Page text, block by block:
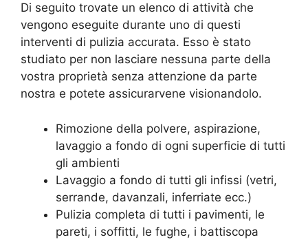
Di seguito trovate un elenco di attività che
vengono eseguite durante uno di questi
interventi di pulizia accurata. Esso è stato
studiato per non lasciare nessuna parte della
vostra proprietà senza attenzione da parte
nostra e potete assicurarvene visionandolo.
Rimozione della polvere, aspirazione,
lavaggio a fondo di ogni superficie di tutti
gli ambienti
Lavaggio a fondo di tutti gli infissi (vetri,
serrande, davanzali, inferriate ecc.)
Pulizia completa di tutti i pavimenti, le
pareti, i soffitti, le fughe, i battiscopa